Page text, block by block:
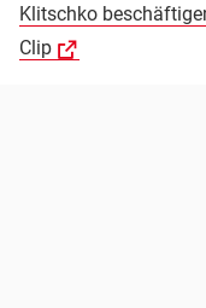
Klitschko
Clip